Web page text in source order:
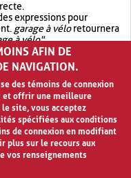
expressions pour
garage à véloretournera
à vélo".
avec OR.garage OR vélo
quegarage à vélo
AFIN DE
NAVIGATION.
des témoins de connexion
et offrir une meilleure
site, vous acceptez
spécifiées aux conditions
de connexion en modifiant
plus sur le recours aux
vos renseignements